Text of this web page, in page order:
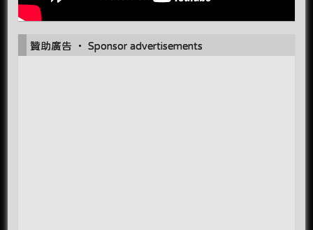
贊助廣告 ‧ Sponsor advertisements